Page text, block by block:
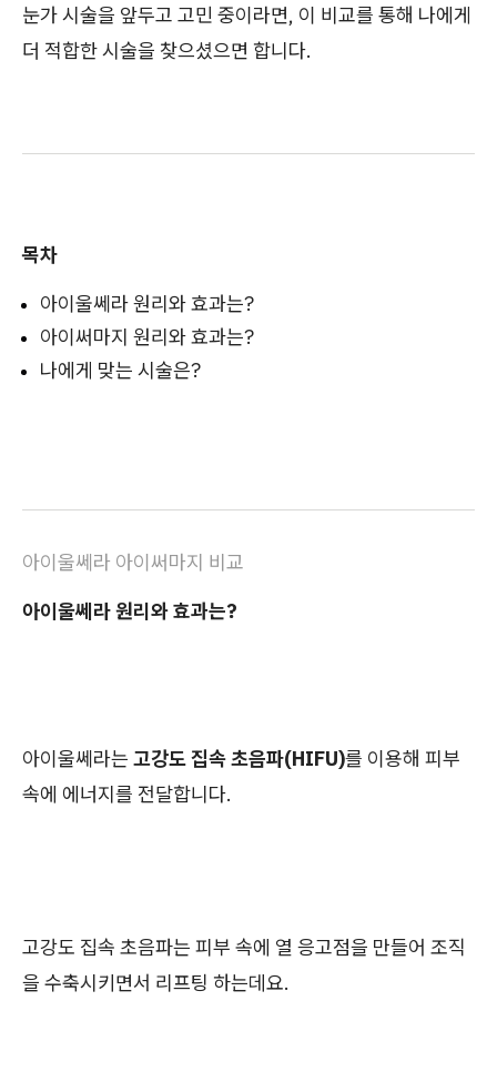
눈가 시술을 앞두고 고민 중이라면, 이 비교를 통해 나에게
더 적합한 시술을 찾으셨으면 합니다.
목차
아이울쎄라 원리와 효과는?
아이써마지 원리와 효과는?
나에게 맞는 시술은?
아이울쎄라 아이써마지 비교
아이울쎄라 원리와 효과는?
아이울쎄라는 고강도 집속 초음파(HIFU)를 이용해 피부
속에 에너지를 전달합니다.
고강도 집속 초음파는 피부 속에 열 응고점을 만들어 조직
을 수축시키면서 리프팅 하는데요.